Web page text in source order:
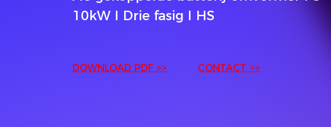
10kW I Drie fasig I HS
DOWNLOAD PDF >> CONTACT >>